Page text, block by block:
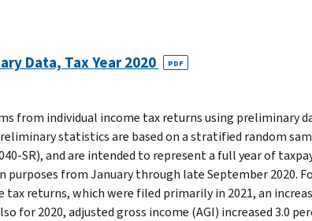
Data, Tax Year 2020 PDF
from individual income tax returns using preliminary
statistics are based on a stratified random
SR), and are intended to represent a full year of
from January through late September 2020.
tax returns, which were filed primarily in 2021, an
for 2020, adjusted gross income (AGI) increased 3.0